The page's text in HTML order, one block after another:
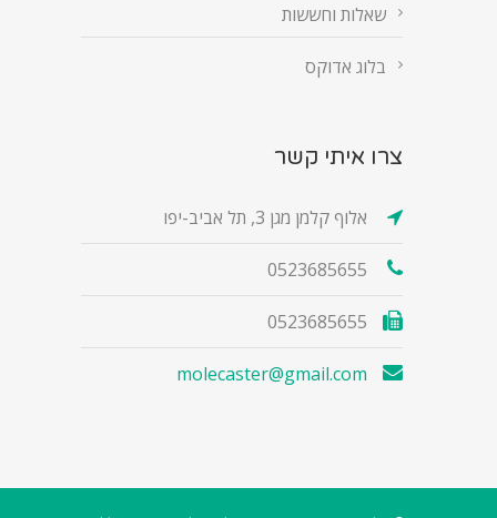
שאלות וחששות
בלוג אדוקס
צרו איתי קשר
אלוף קלמן מגן 3, תל אביב-יפו
0523685655
0523685655
molecaster@gmail.com